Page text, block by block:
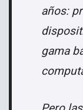
años:
gama